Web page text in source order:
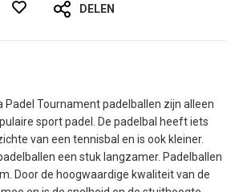
DELEN
Padel Tournament padelballen zijn alleen
sport padel. De padelbal heeft iets
van een tennisbal en is ook kleiner.
een stuk langzamer. Padelballen
Door de hoogwaardige kwaliteit van de